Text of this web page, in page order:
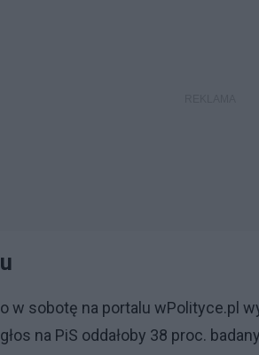
w sobotę na portalu wPolityce.pl
na PiS oddałoby 38 proc.